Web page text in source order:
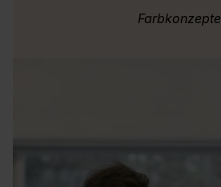
Farbkonzepte